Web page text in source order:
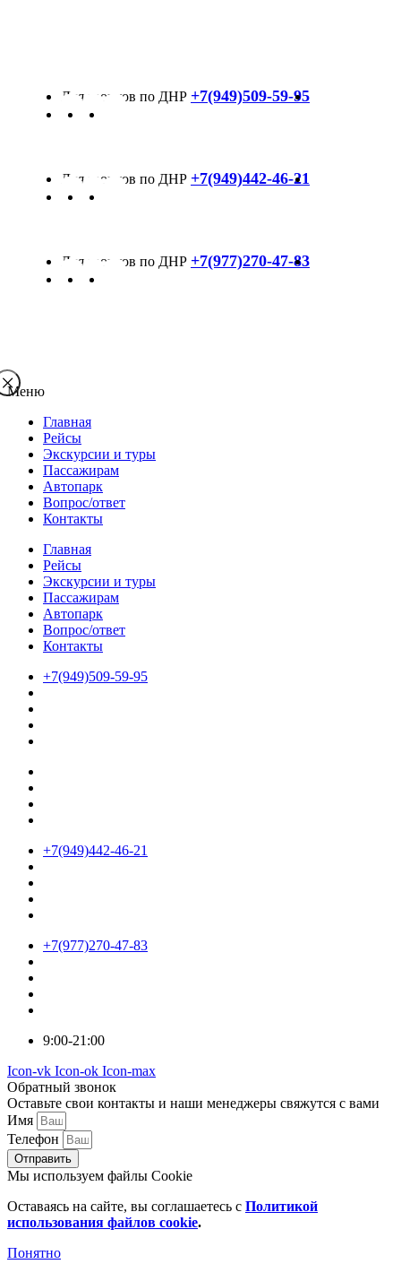
+7(949)509-59-95
+7(949)442-46-21
+7(977)270-47-83
Меню
Главная
Рейсы
Экскурсии и туры
Пассажирам
Автопарк
Вопрос/ответ
Контакты
Главная
Рейсы
Экскурсии и туры
Пассажирам
Автопарк
Вопрос/ответ
Контакты
+7(949)509-59-95
+7(949)442-46-21
+7(977)270-47-83
9:00-21:00
Icon-vk Icon-ok Icon-max
Обратный звонок
Оставьте свои контакты и наши менеджеры свяжутся с вами
Имя
Телефон
Отправить
Мы используем файлы Cookie
Оставаясь на сайте, вы соглашаетесь c Политикой
использования файлов cookie.
Понятно